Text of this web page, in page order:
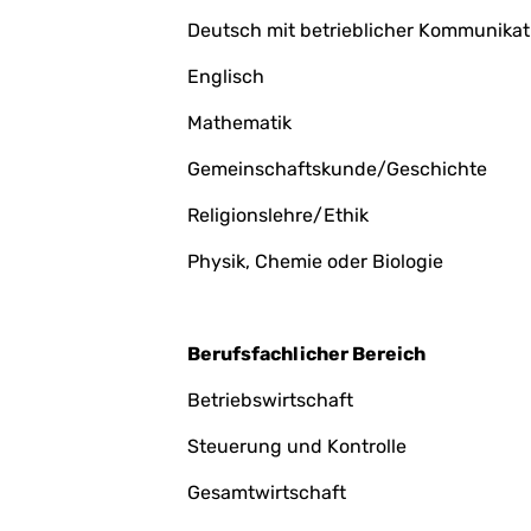
Deutsch mit betrieblicher
Englisch
Mathematik
Gemeinschaftskunde/Geschichte
Religionslehre/Ethik
Physik, Chemie oder Biologie
Berufsfachlicher Bereich
Betriebswirtschaft
Steuerung und Kontrolle
Gesamtwirtschaft